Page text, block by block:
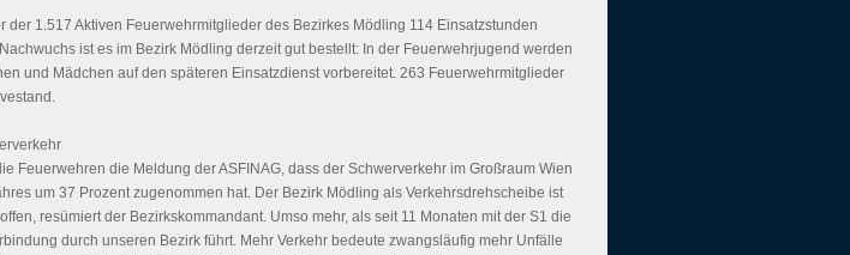
der 1.517 Aktiven Feuerwehrmitglieder des Bezirkes Mödling 114 Einsatzstunden
ist es im Bezirk Mödling derzeit gut bestellt: In der Feuerwehrjugend werden
und Mädchen auf den späteren Einsatzdienst vorbereitet. 263 Feuerwehrmitglieder
Feuerwehren die Meldung der ASFINAG, dass der Schwerverkehr im Großraum Wien
um 37 Prozent zugenommen hat. Der Bezirk Mödling als Verkehrsdrehscheibe ist
resümiert der Bezirkskommandant. Umso mehr, als seit 11 Monaten mit der S1 die
durch unseren Bezirk führt. Mehr Verkehr bedeute zwangsläufig mehr Unfälle 